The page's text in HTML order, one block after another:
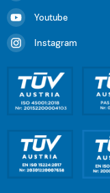
Youtube
Instagram